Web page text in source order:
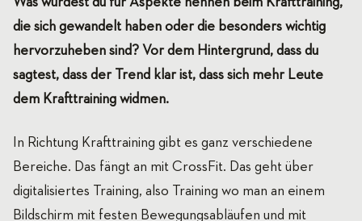
die sich gewandelt haben oder die besonders wichtig
hervorzuheben sind? Vor dem Hintergrund, dass du
sagtest, dass der Trend klar ist, dass sich mehr Leute
dem Krafttraining widmen.
In Richtung Krafttraining gibt es ganz verschiedene
Bereiche. Das fängt an mit CrossFit. Das geht über
digitalisiertes Training, also Training wo man an einem
Bildschirm mit festen Bewegungsabläufen und mit